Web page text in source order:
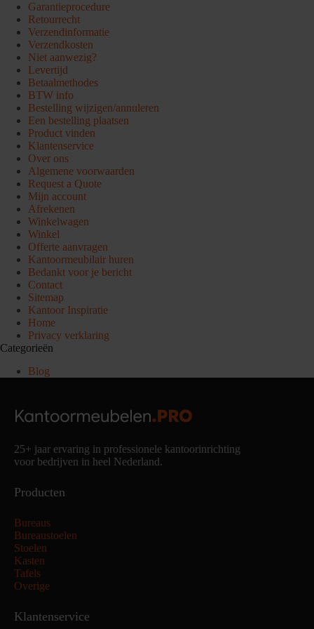
Garantieprocedure
Retourrecht
Verzendinformatie
Verzendkosten
Niet aanwezig?
Levertijd
Betaalmethodes
BTW info
Bestelling wijzigen/annuleren
Een bestelling plaatsen
Product vinden
Klantenservice
Over ons
Algemene voorwaarden
Request a Quote
Mijn account
Afrekenen
Winkelwagen
Winkel
Offerte aanvragen
Kantoormeubilair huren
Bedankt voor je bericht
Contact
Sitemap
Kantoor Inspiratie
Home
Privacy verklaring
Categorieën
Blog
25+ jaar ervaring in professionele kantoorinrichting
voor bedrijven in heel Nederland.
Producten
Bureaus
Bureaustoelen
Stoelen
Kasten
Tafels
Overige
Klantenservice